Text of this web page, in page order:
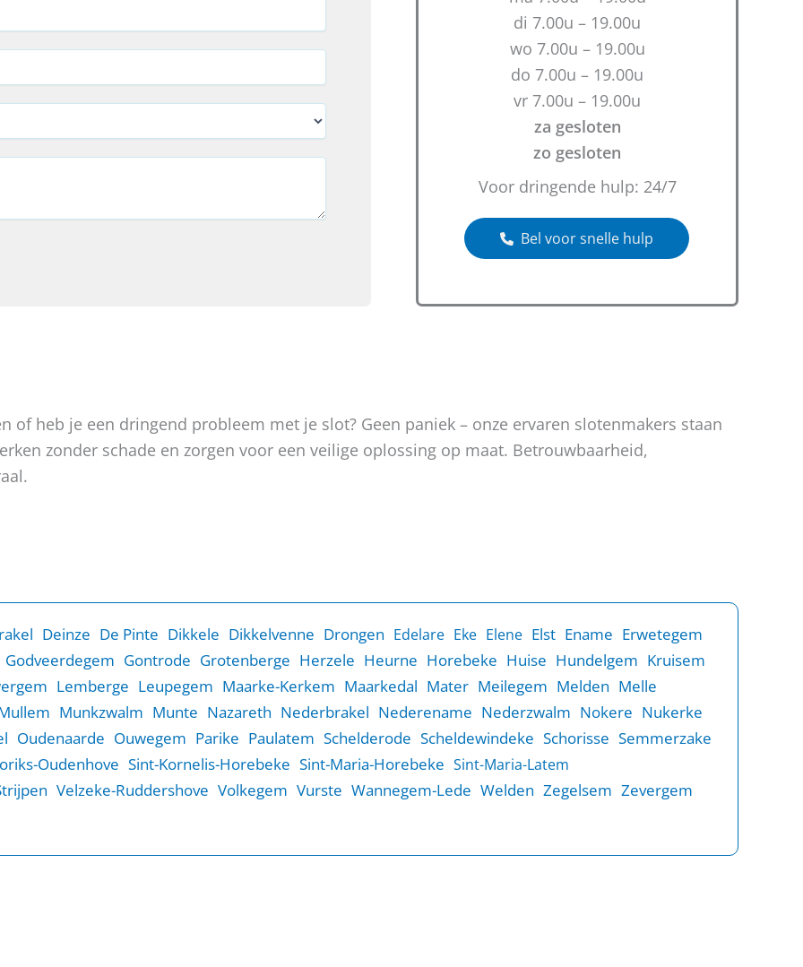
di 7.00u – 19.00u
wo 7.00u – 19.00u
do 7.00u – 19.00u
vr 7.00u – 19.00u
za gesloten
zo gesloten
Voor dringende hulp: 24/7
Bel voor snelle hulp
of heb je een dringend probleem met je slot? Geen paniek – onze ervaren slotenmakers staan
zonder schade en zorgen voor een veilige oplossing op maat. Betrouwbaarheid,
Deinze De Pinte Dikkele Dikkelvenne Drongen Edelare Eke Elene Elst Ename Erwetegem
Godveerdegem Gontrode Grotenberge Herzele Heurne Horebeke Huise Hundelgem Kruisem
Lemberge Leupegem Maarke-Kerkem Maarkedal Mater Meilegem Melden Melle
Munkzwalm Munte Nazareth Nederbrakel Nederename Nederzwalm Nokere Nukerke
Oudenaarde Ouwegem Parike Paulatem Schelderode Scheldewindeke Schorisse Semmerzake
Oudenhove Sint-Kornelis-Horebeke Sint-Maria-Horebeke Sint-Maria-Latem
Velzeke-Ruddershove Volkegem Vurste Wannegem-Lede Welden Zegelsem Zevergem